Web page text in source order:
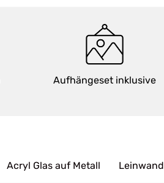
Aufhängeset inklusive
Acryl Glas auf Metall Leinwand